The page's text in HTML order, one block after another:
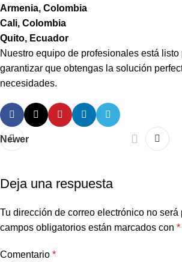
Armenia, Colombia
Cali, Colombia
Quito, Ecuador
Nuestro equipo de profesionales está listo
garantizar que obtengas la solución
necesidades.
Newer
Deja una respuesta
Tu dirección de correo electrónico no será
campos obligatorios están marcados con *
Comentario *